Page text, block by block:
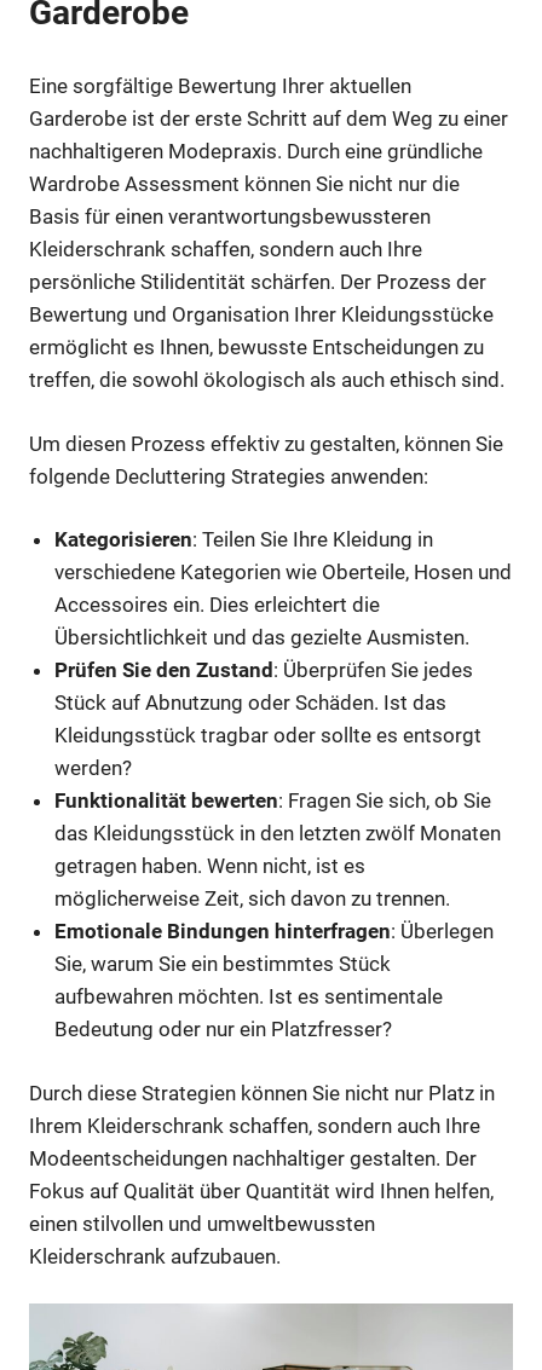
Garderobe
Eine sorgfältige Bewertung Ihrer aktuellen
Garderobe ist der erste Schritt auf dem Weg zu einer
nachhaltigeren Modepraxis. Durch eine gründliche
Wardrobe Assessment können Sie nicht nur die
Basis für einen verantwortungsbewussteren
Kleiderschrank schaffen, sondern auch Ihre
persönliche Stilidentität schärfen. Der Prozess der
Bewertung und Organisation Ihrer Kleidungsstücke
ermöglicht es Ihnen, bewusste Entscheidungen zu
treffen, die sowohl ökologisch als auch ethisch sind.
Um diesen Prozess effektiv zu gestalten, können Sie
folgende Decluttering Strategies anwenden:
Kategorisieren: Teilen Sie Ihre Kleidung in
verschiedene Kategorien wie Oberteile, Hosen und
Accessoires ein. Dies erleichtert die
Übersichtlichkeit und das gezielte Ausmisten.
Prüfen Sie den Zustand : Überprüfen Sie jedes
Stück auf Abnutzung oder Schäden. Ist das
Kleidungsstück tragbar oder sollte es entsorgt
werden?
Funktionalität bewerten: Fragen Sie sich, ob Sie
das Kleidungsstück in den letzten zwölf Monaten
getragen haben. Wenn nicht, ist es
möglicherweise Zeit, sich davon zu trennen.
Emotionale Bindungen hinterfragen: Überlegen
Sie, warum Sie ein bestimmtes Stück
aufbewahren möchten. Ist es sentimentale
Bedeutung oder nur ein Platzfresser?
Durch diese Strategien können Sie nicht nur Platz in
Ihrem Kleiderschrank schaffen, sondern auch Ihre
Modeentscheidungen nachhaltiger gestalten. Der
Fokus auf Qualität über Quantität wird Ihnen helfen,
einen stilvollen und umweltbewussten
Kleiderschrank aufzubauen.